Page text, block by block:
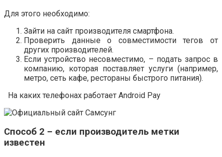
Для этого необходимо:
Зайти на сайт производителя смартфона.
Проверить данные о совместимости тегов от
других производителей.
Если устройство несовместимо, – подать запрос в
компанию, которая поставляет услуги (например,
метро, сеть кафе, рестораны быстрого питания).
На каких телефонах работает Android Pay
Способ 2 – если производитель метки
известен